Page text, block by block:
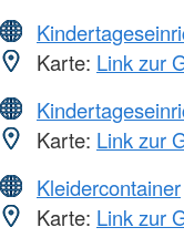
Karte: Link zur
Karte: Link zur
Kleidercontainer
Karte: Link zur